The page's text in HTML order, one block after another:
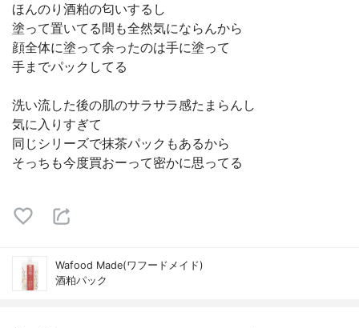
ほんのり酒粕の匂いするし
塗って置いてる間も全然気にならんから
顔全体に塗って余ったのは手に塗って
手までパックしてる
洗い流した後の肌のサラサラ感たまらんし
気に入りすぎて
同じシリーズで抹茶パックもあるから
そっちも今度買おーって密かに思ってる
Wafood Made(ワフードメイド)
酒粕パック